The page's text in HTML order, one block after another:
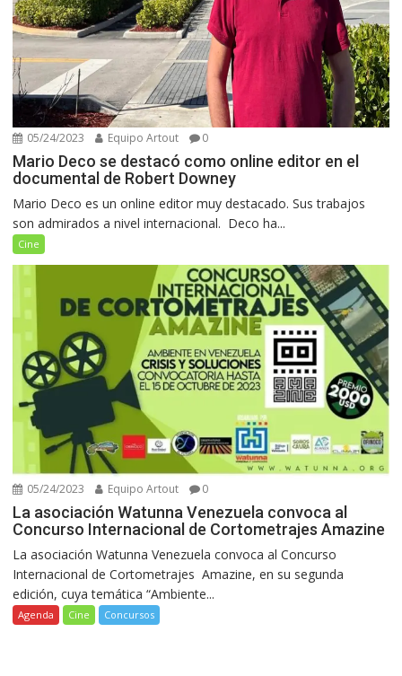
05/24/2023 Equipo Artout 0
Mario Deco se destacó como online editor en el
documental de Robert Downey
Mario Deco es un online editor muy destacado. Sus trabajos
son admirados a nivel internacional. Deco ha...
Cine
05/24/2023 Equipo Artout 0
La asociación Watunna Venezuela convoca al
Concurso Internacional de Cortometrajes Amazine
La asociación Watunna Venezuela convoca al Concurso
Internacional de Cortometrajes Amazine, en su segunda
edición, cuya temática “Ambiente...
Agenda Cine Concursos